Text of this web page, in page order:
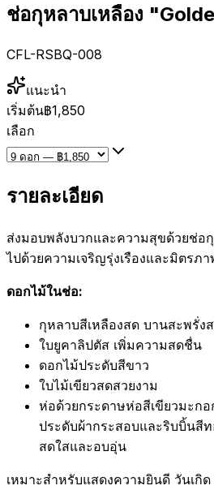
ช่อกุหลาบเหลือง
CFL-RSBQ-008
แนะนำ
เริ่มต้น฿1,850
เลือก
รายละเอียด
ส่งมอบพลังบวกและความสุขด้วยช่อ
ไปด้วยความเจริญรุ่งเรืองและมิตรภา
ดอกไม้ในช่อ:
กุหลาบสีเหลืองสด บานสะพรั่ง
ใบยูคาลิปตัส เพิ่มความสดชื่น
ดอกไม้ประดับสีขาว
ใบไม้เขียวสดสวยงาม
ห่อด้วยกระดาษห่อสีเขียวมะก
ประดับผ้ากระสอบและริบบิ้นสี
สดใสและอบอุ่น
เหมาะสำหรับแสดงความยินดี วันเกิ